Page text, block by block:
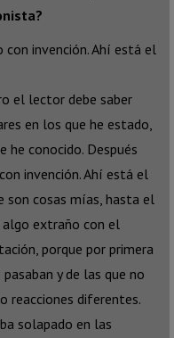
invención. Ahí está el
el lector debe saber
en los que he estado,
he conocido. Después
invención. Ahí está el
son cosas mías, hasta el
extraño con el
porque por primera
y de las que no
reacciones diferentes.
solapado en las